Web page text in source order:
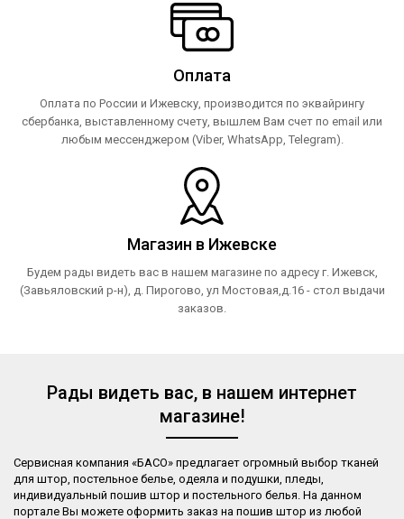
Оплата
Оплата по России и Ижевску, производится по эквайрингу
сбербанка, выставленному счету, вышлем Вам счет по email или
любым мессенджером (Viber, WhatsApp, Telegram).
Магазин в Ижевске
Будем рады видеть вас в нашем магазине по адресу г. Ижевск,
(Завьяловский р-н), д. Пирогово, ул Мостовая,д.16 - стол выдачи
заказов.
Рады видеть вас, в нашем интернет
магазине!
Сервисная компания «БАСО» предлагает огромный выбор тканей
для штор, постельное белье, одеяла и подушки, пледы,
индивидуальный пошив штор и постельного белья. На данном
портале Вы можете оформить заказ на пошив штор из любой